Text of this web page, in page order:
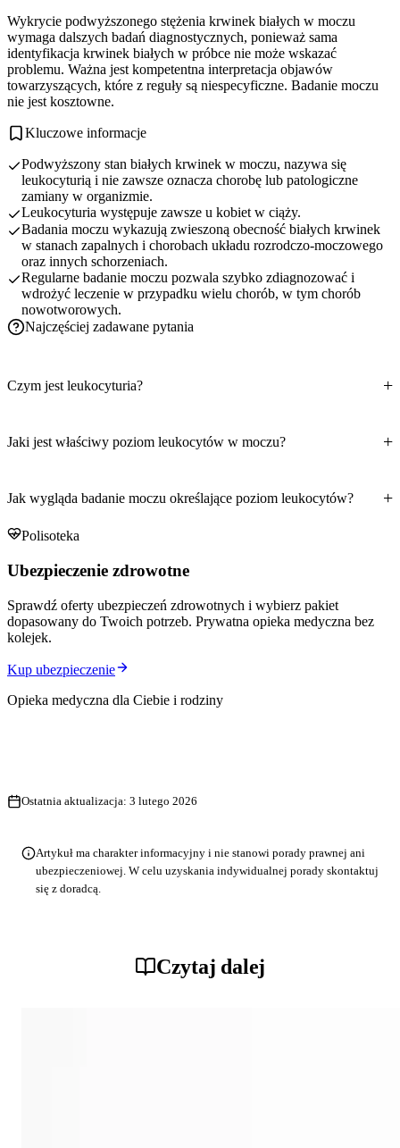
Wykrycie podwyższonego stężenia krwinek białych w moczu
wymaga dalszych badań diagnostycznych, ponieważ sama
identyfikacja krwinek białych w próbce nie może wskazać
problemu. Ważna jest kompetentna interpretacja objawów
towarzyszących, które z reguły są niespecyficzne. Badanie moczu
nie jest kosztowne.
Kluczowe informacje
Podwyższony stan białych krwinek w moczu, nazywa się
leukocyturią i nie zawsze oznacza chorobę lub patologiczne
zamiany w organizmie.
Leukocyturia występuje zawsze u kobiet w ciąży.
Badania moczu wykazują zwieszoną obecność białych krwinek
w stanach zapalnych i chorobach układu rozrodczo-moczowego
oraz innych schorzeniach.
Regularne badanie moczu pozwala szybko zdiagnozować i
wdrożyć leczenie w przypadku wielu chorób, w tym chorób
nowotworowych.
Najczęściej zadawane pytania
Czym jest leukocyturia?
Jaki jest właściwy poziom leukocytów w moczu?
Jak wygląda badanie moczu określające poziom leukocytów?
Polisoteka
Ubezpieczenie zdrowotne
Sprawdź oferty ubezpieczeń zdrowotnych i wybierz pakiet
dopasowany do Twoich potrzeb. Prywatna opieka medyczna bez
kolejek.
Kup ubezpieczenie
Opieka medyczna dla Ciebie i rodziny
Ostatnia aktualizacja: 3 lutego 2026
Artykuł ma charakter informacyjny i nie stanowi porady prawnej ani
ubezpieczeniowej. W celu uzyskania indywidualnej porady skontaktuj
się z doradcą.
Czytaj dalej